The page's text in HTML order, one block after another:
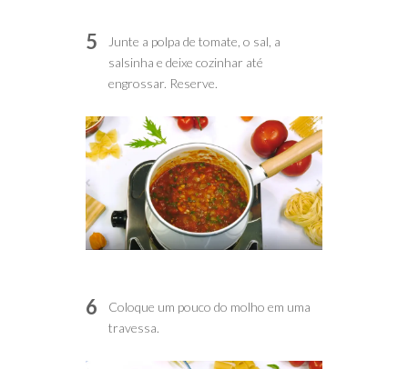
5
Junte a polpa de tomate, o sal, a
salsinha e deixe cozinhar até
engrossar. Reserve.
6
Coloque um pouco do molho em uma
travessa.